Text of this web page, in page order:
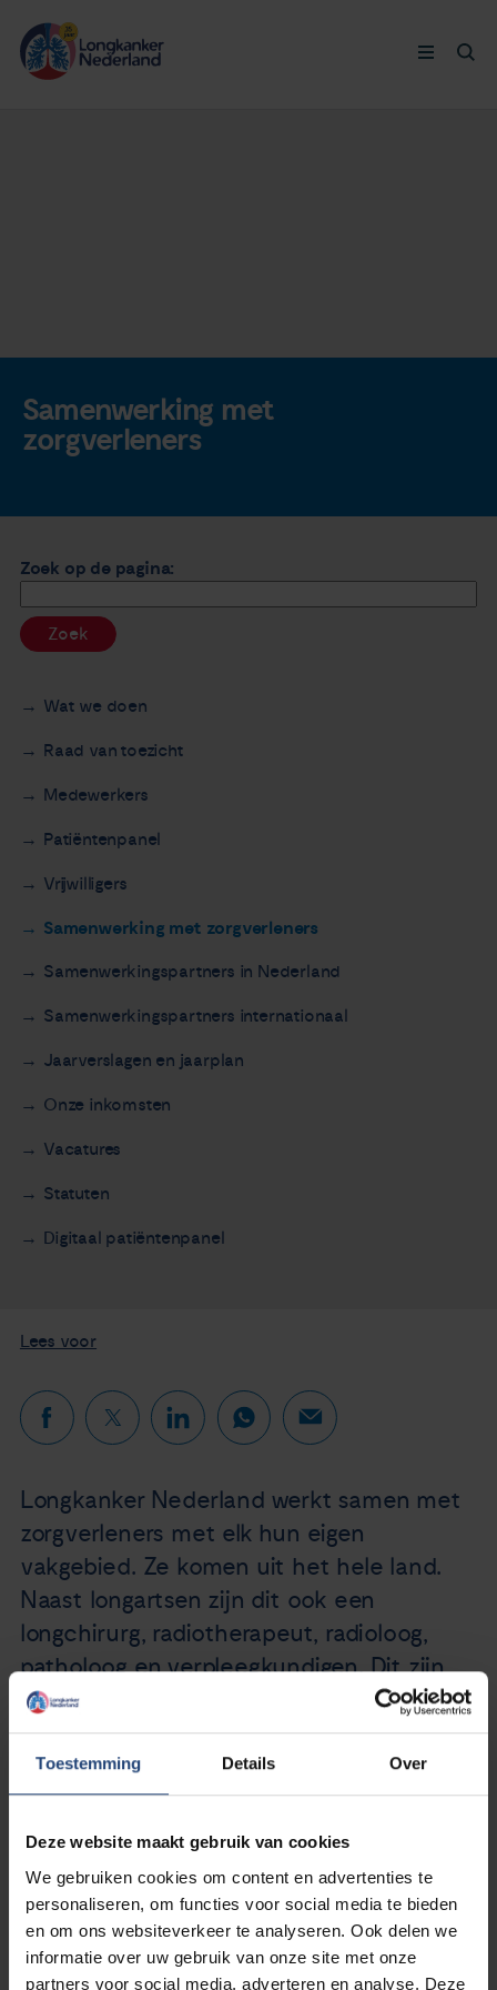
Toestemming Details Over
Deze website maakt gebruik van cookies
We gebruiken cookies om content en advertenties te
personaliseren, om functies voor social media te bieden
en om ons websiteverkeer te analyseren. Ook delen we
informatie over uw gebruik van onze site met onze
partners voor social media, adverteren en analyse. Deze
Doneer nu
Over ons
Zorgverleners
Contact
Steun ons
Samenwerking met
zorgverleners
Zoek op de pagina:
Zoek
Wat we doen
Raad van toezicht
Medewerkers
Patiëntenpanel
Vrijwilligers
Samenwerking met zorgverleners
Samenwerkingspartners in Nederland
Samenwerkingspartners internationaal
Jaarverslagen en jaarplan
Onze inkomsten
Vacatures
Statuten
Digitaal patiëntenpanel
Lees voor
Longkanker Nederland werkt samen met
zorgverleners met elk hun eigen
vakgebied. Ze komen uit het hele land.
Naast longartsen zijn dit ook een
longchirurg, radiotherapeut, radioloog,
patholoog en verpleegkundigen. Dit zijn
allemaal zorgverleners waarmee de
longarts samenwerkt om goede zorg te
geven aan patiënten met longkanker.
Zorgverleners zetten hun kennis in en helpen ons waar dit
nodig is. Een deel van de specialisten beantwoordt voor
ons de vragen van onze rubriekVraag het de arts . Anderen
controleren medische informatie die wij op onze website
plaatsen of informatieboekjes die wij ontwikkelen. Ook
organiseren we samen bijeenkomsten voor patiënten met